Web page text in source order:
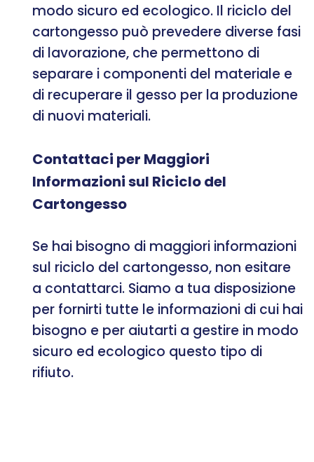
modo sicuro ed ecologico. Il riciclo del
cartongesso può prevedere diverse fasi
di lavorazione, che permettono di
separare i componenti del materiale e
di recuperare il gesso per la produzione
di nuovi materiali.
Contattaci per Maggiori
Informazioni sul Riciclo del
Cartongesso
Se hai bisogno di maggiori informazioni
sul riciclo del cartongesso, non esitare
a contattarci. Siamo a tua disposizione
per fornirti tutte le informazioni di cui hai
bisogno e per aiutarti a gestire in modo
sicuro ed ecologico questo tipo di
rifiuto.